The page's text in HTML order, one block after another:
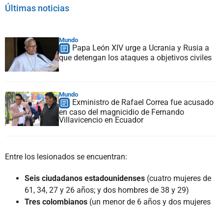
Últimas noticias
Mundo
Papa León XIV urge a Ucrania y Rusia a
que detengan los ataques a objetivos civiles
Mundo
Exministro de Rafael Correa fue acusado
en caso del magnicidio de Fernando
Villavicencio en Ecuador
Entre los lesionados se encuentran:
Seis ciudadanos estadounidenses (cuatro mujeres de
61, 34, 27 y 26 años; y dos hombres de 38 y 29)
Tres colombianos (un menor de 6 años y dos mujeres